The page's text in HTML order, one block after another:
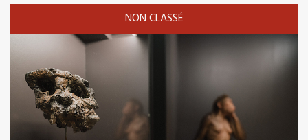
NON CLASSÉ